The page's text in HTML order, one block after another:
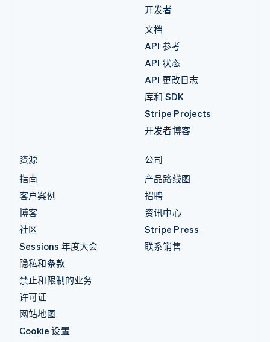
开发者
文档
API 参考
API 状态
API 更改日志
库和 SDK
Stripe Projects
开发者博客
资源
指南
客户案例
博客
社区
Sessions 年度大会
隐私和条款
禁止和限制的业务
许可证
网站地图
Cookie 设置
公司
产品路线图
招聘
资讯中心
Stripe Press
联系销售